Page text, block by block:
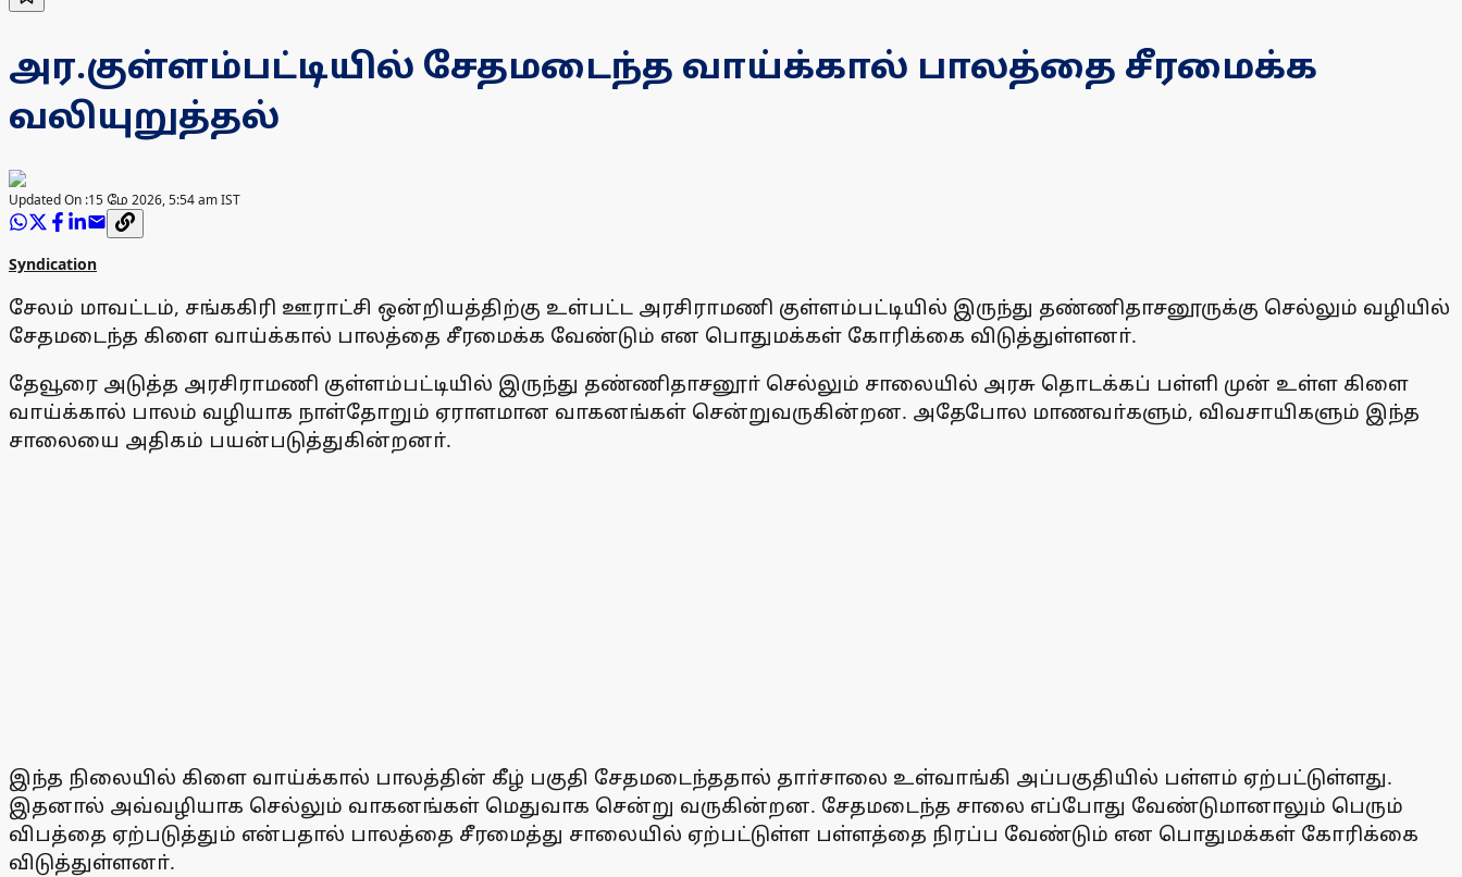
அர.குள்ளம்பட்டியில் சேதமடைந்த வாய்க்கால் பாலத்தை சீரமைக்க
வலியுறுத்தல்
Updated On :15 மே 2026, 5:54 am IST
Syndication
சேலம் மாவட்டம், சங்ககிரி ஊராட்சி ஒன்றியத்திற்கு உள்பட்ட அரசிராமணி குள்ளம்பட்டியில் இருந்து தண்ணிதாசனூருக்கு செல்லும் வழியில்
சேதமடைந்த கிளை வாய்க்கால் பாலத்தை சீரமைக்க வேண்டும் என பொதுமக்கள் கோரிக்கை விடுத்துள்ளனா்.
தேவூரை அடுத்த அரசிராமணி குள்ளம்பட்டியில் இருந்து தண்ணிதாசனூா் செல்லும் சாலையில் அரசு தொடக்கப் பள்ளி முன் உள்ள கிளை
வாய்க்கால் பாலம் வழியாக நாள்தோறும் ஏராளமான வாகனங்கள் சென்றுவருகின்றன. அதேபோல மாணவா்களும், விவசாயிகளும் இந்த
சாலையை அதிகம் பயன்படுத்துகின்றனா்.
இந்த நிலையில் கிளை வாய்க்கால் பாலத்தின் கீழ் பகுதி சேதமடைந்ததால் தாா்சாலை உள்வாங்கி அப்பகுதியில் பள்ளம் ஏற்பட்டுள்ளது.
இதனால் அவ்வழியாக செல்லும் வாகனங்கள் மெதுவாக சென்று வருகின்றன. சேதமடைந்த சாலை எப்போது வேண்டுமானாலும் பெரும்
விபத்தை ஏற்படுத்தும் என்பதால் பாலத்தை சீரமைத்து சாலையில் ஏற்பட்டுள்ள பள்ளத்தை நிரப்ப வேண்டும் என பொதுமக்கள் கோரிக்கை
விடுத்துள்ளனா்.